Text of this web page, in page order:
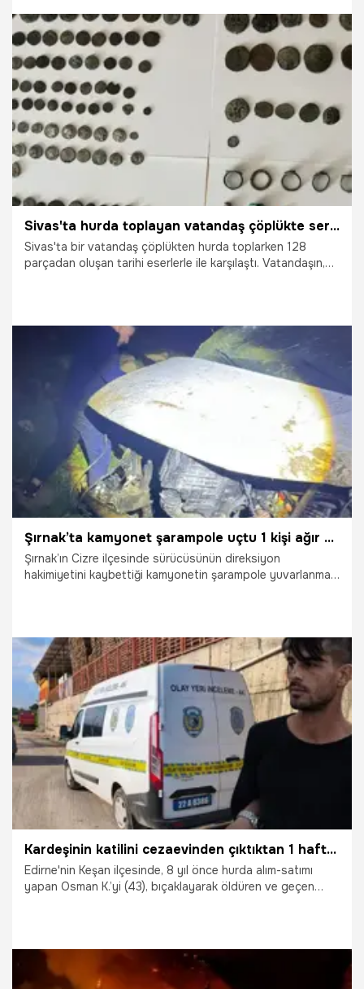
1.05.2026 Sivas
Sivas'ta hurda toplayan vatandaş çöplükte servet buldu!
Sivas'ta bir vatandaş çöplükten hurda toplarken 128
parçadan oluşan tarihi eserlerle ile karşılaştı. Vatandaşın,
Sivas
Şırnak’ta kamyonet şarampole uçtu 1 kişi ağır yaralandı
Şırnak’ın Cizre ilçesinde sürücüsünün direksiyon
hakimiyetini kaybettiği kamyonetin şarampole yuvarlanması
21.04.2026 Gündem
Kardeşinin katilini cezaevinden çıktıktan 1 hafta sonra sokak ortasında öldürdü
Edirne'nin Keşan ilçesinde, 8 yıl önce hurda alım-satımı
yapan Osman K.’yi (43), bıçaklayarak öldüren ve geçen